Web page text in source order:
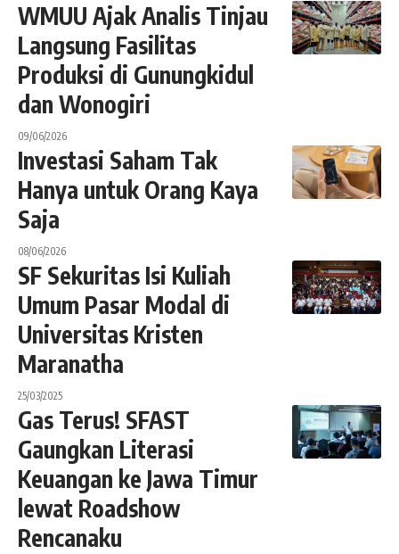
WMUU Ajak Analis Tinjau
Langsung Fasilitas
Produksi di Gunungkidul
dan Wonogiri
09/06/2026
Investasi Saham Tak
Hanya untuk Orang Kaya
Saja
08/06/2026
SF Sekuritas Isi Kuliah
Umum Pasar Modal di
Universitas Kristen
Maranatha
25/03/2025
Gas Terus! SFAST
Gaungkan Literasi
Keuangan ke Jawa Timur
lewat Roadshow
Rencanaku